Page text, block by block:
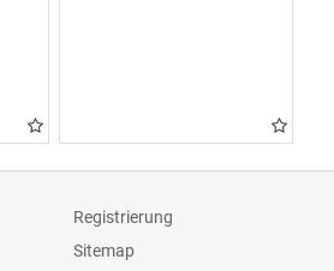
Registrierung
Sitemap